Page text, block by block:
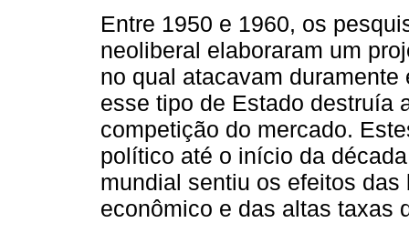
Entre 1950 e 1960, os
neoliberal elaboraram um
no qual atacavam
esse tipo de Estado destruía
competição do mercado.
político até o início da
mundial sentiu os efeitos
econômico e das altas taxas